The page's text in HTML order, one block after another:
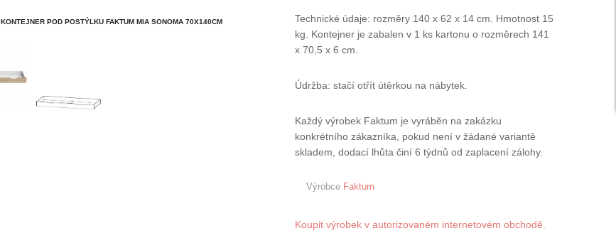
KONTEJNER POD POSTÝLKU FAKTUM MIA SONOMA 70X140CM
Technické údaje: rozměry 140 x 62 x 14 cm. Hmotnost 15
kg. Kontejner je zabalen v 1 ks kartonu o rozměrech 141
x 70,5 x 6 cm.
Údržba: stačí otřít útěrkou na nábytek.
Každý výrobek Faktum je vyráběn na zakázku
konkrétního zákazníka, pokud není v žádané variantě
skladem, dodací lhůta činí 6 týdnů od zaplacení zálohy.
Výrobce Faktum
Koupit výrobek v autorizovaném internetovém obchodě.